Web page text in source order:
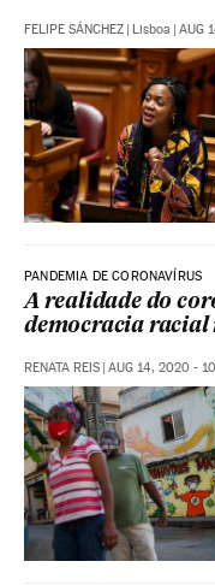
FELIPE SÁNCHEZ | Lisboa | AUG
PANDEMIA DE CORONAVÍRUS
A realidade do
democracia racial
RENATA REIS | AUG 14, 2020 -